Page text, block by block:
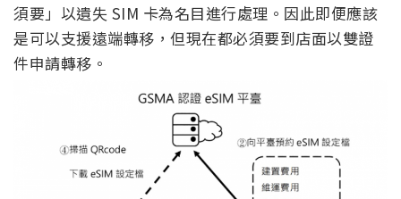
須要」以遺失 SIM 卡為名目進行處理。因此即便應該
是可以支援遠端轉移，但現在都必須要到店面以雙證
件申請轉移。